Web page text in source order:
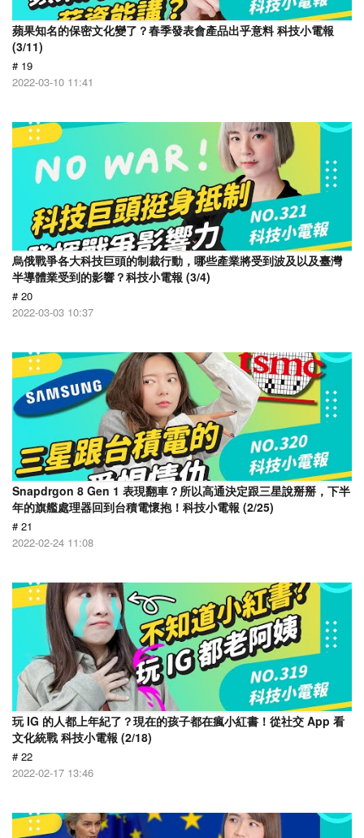
蘋果知名的保密文化變了？春季發表會產品出乎意料 科技小電報
(3/11)
# 19
2022-03-10 11:41
烏俄戰爭各大科技巨頭的制裁行動，哪些產業將受到波及以及臺灣
半導體業受到的影響？科技小電報 (3/4)
# 20
2022-03-03 10:37
Snapdrgon 8 Gen 1 表現翻車？所以高通決定跟三星說掰掰，下半
年的旗艦處理器回到台積電懷抱！科技小電報 (2/25)
# 21
2022-02-24 11:08
玩 IG 的人都上年紀了？現在的孩子都在瘋小紅書！從社交 App 看
文化統戰 科技小電報 (2/18)
# 22
2022-02-17 13:46